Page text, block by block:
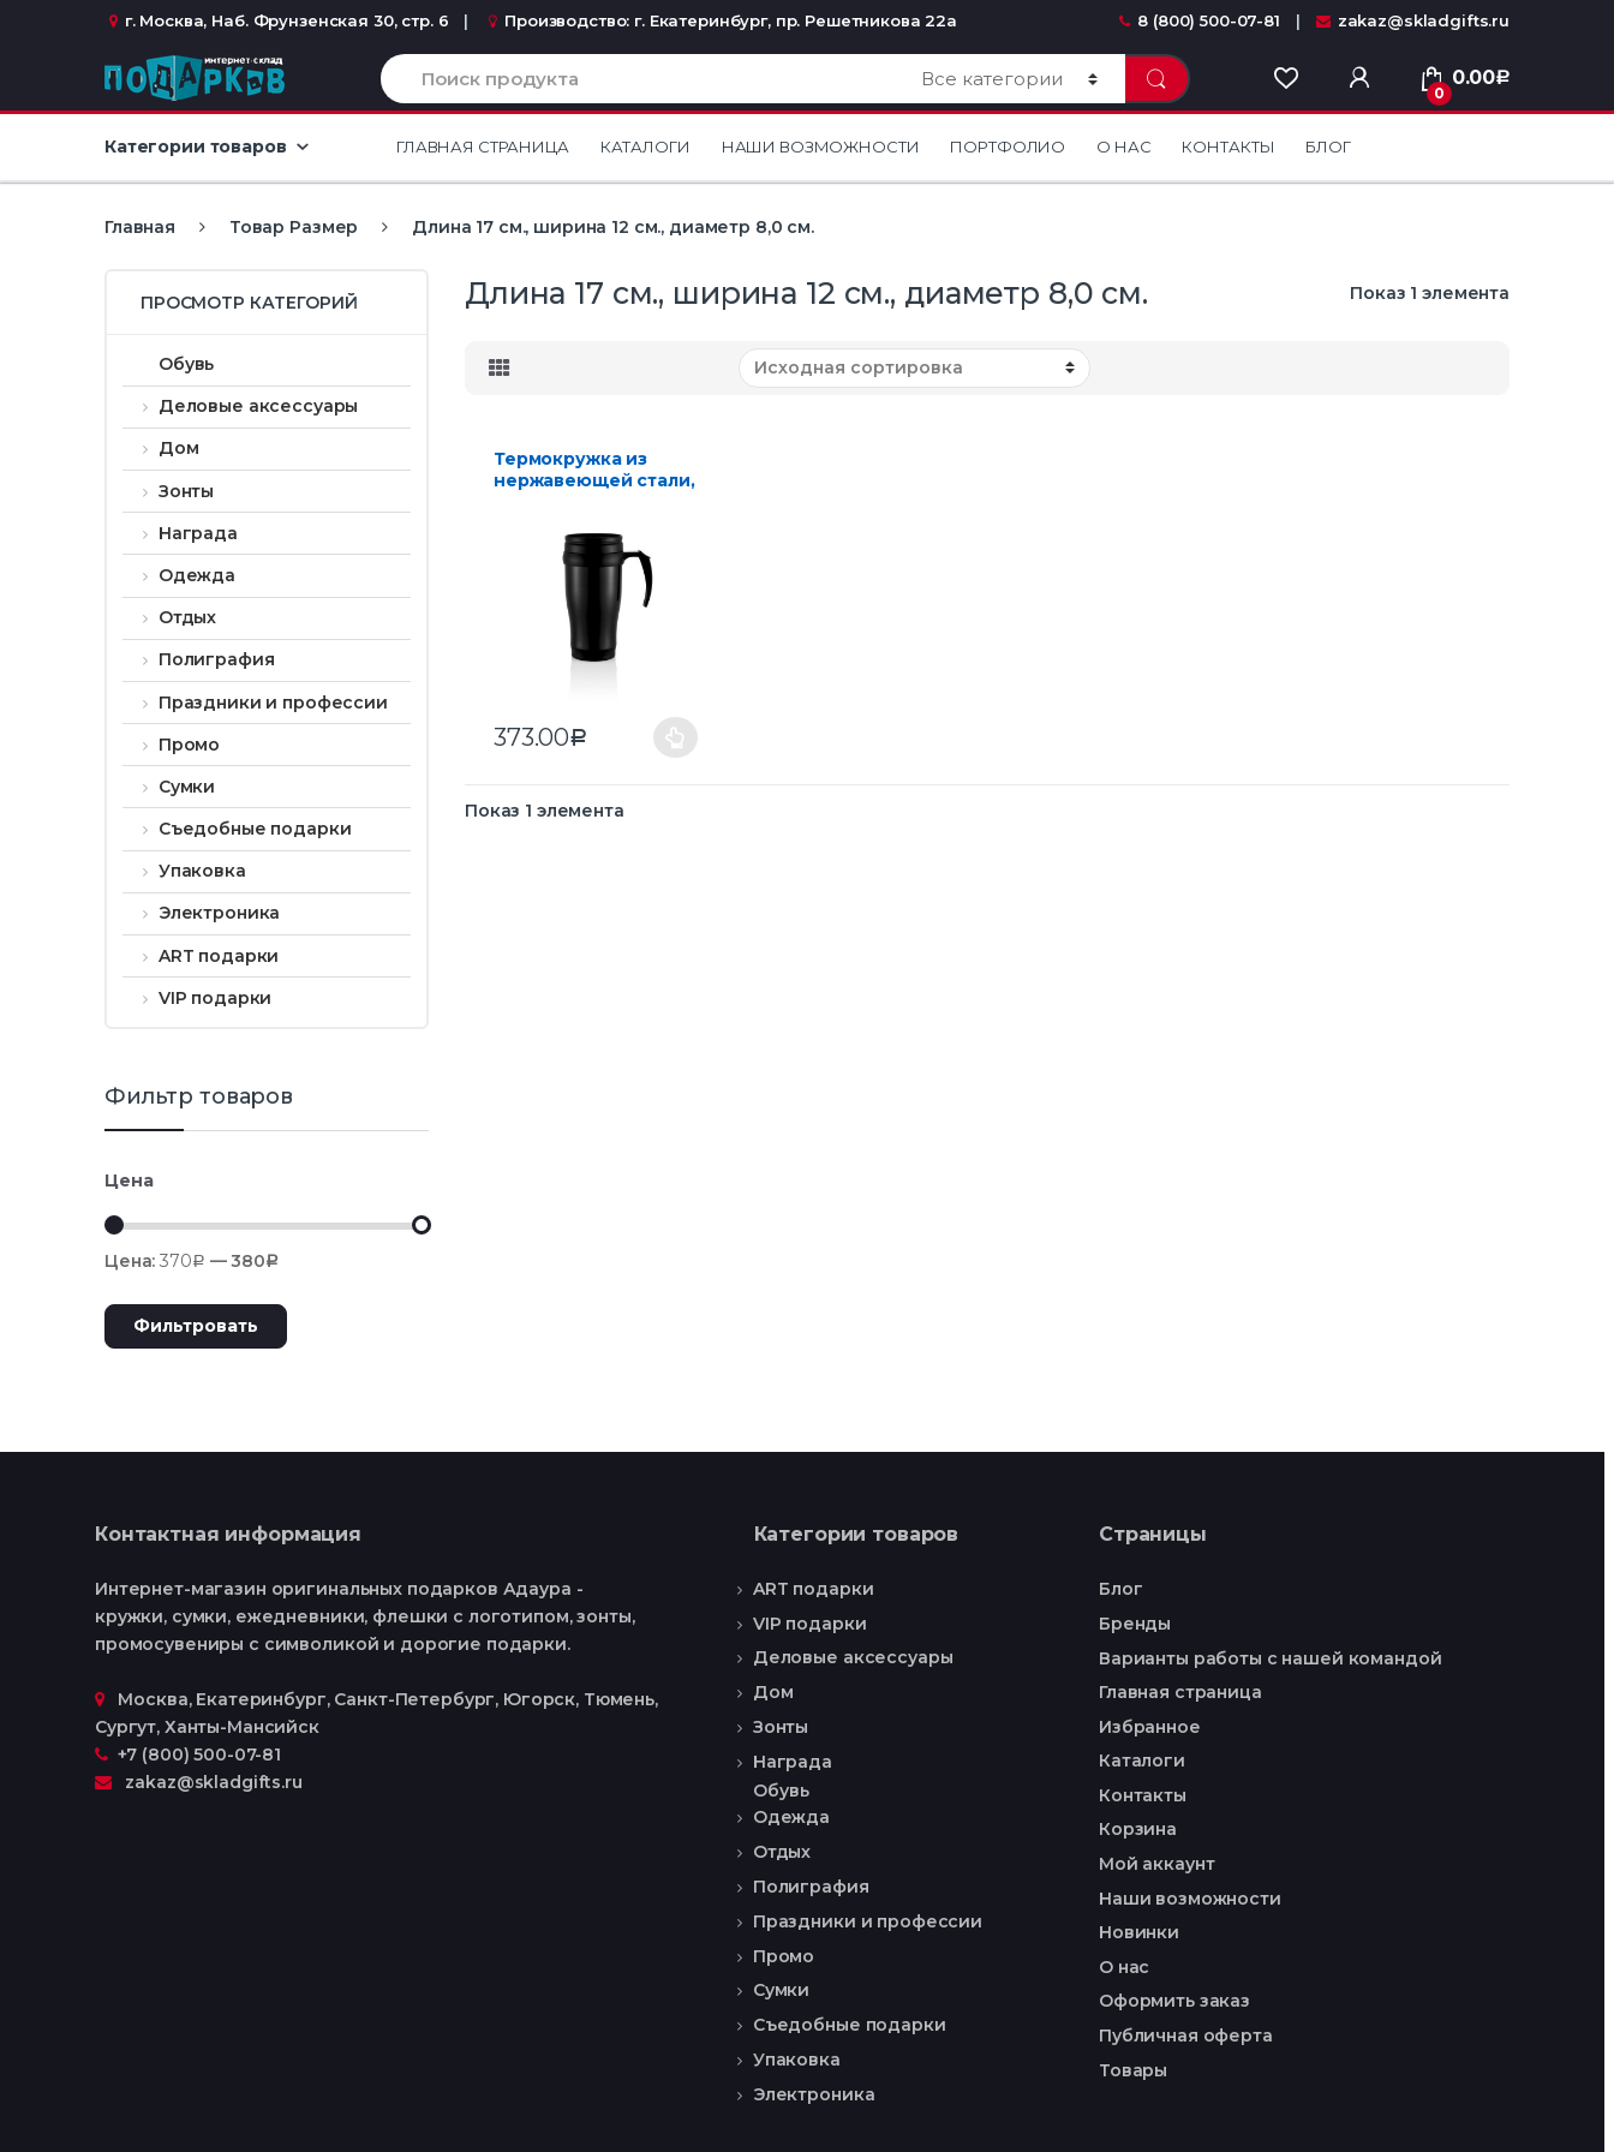
Перейти к навигации
перейти к содержаниюг. Москва, Наб. Фрунзенская 30, стр. 6 Производство: г. Екатеринбург, пр. Решетникова 22а 8 (800) 500-07-81 zakaz@skladgifts.ru
И
с
к
0
0.00Р
Категории товаров ГЛАВНАЯ СТРАНИЦА КАТАЛОГИ НАШИ ВОЗМОЖНОСТИ ПОРТФОЛИО О НАС КОНТАКТЫ БЛОГ
Главная Товар Размер Длина 17 см., ширина 12 см., диаметр 8,0 см.
Длина 17 см., ширина 12 см., диаметр 8,0 см. Показ 1 элемента
Термокружка из
нержавеющей стали,
373.00Р
Показ 1 элемента
ПРОСМОТР КАТЕГОРИЙ
Обувь
Деловые аксессуары
Дом
Зонты
Награда
Одежда
Отдых
Полиграфия
Праздники и профессии
Промо
Сумки
Съедобные подарки
Упаковка
Электроника
ART подарки
VIP подарки
Фильтр товаров
Цена
Фильтровать
Цена:370 Р —380 Р
Контактная информация
Интернет-магазин оригинальных подарков Адаура -
кружки, сумки, ежедневники, флешки с логотипом, зонты,
промосувениры с символикой и дорогие подарки.
Москва, Екатеринбург, Cанкт-Петербург, Югорск, Тюмень,
Сургут, Ханты-Мансийск
+7 (800) 500-07-81
zakaz@skladgifts.ru
Категории товаров
ART подарки
VIP подарки
Деловые аксессуары
Дом
Зонты
Награда
Обувь
Одежда
Отдых
Полиграфия
Праздники и профессии
Промо
Сумки
Съедобные подарки
Упаковка
Электроника
Страницы
Блог
Бренды
Варианты работы с нашей командой
Главная страница
Избранное
Каталоги
Контакты
Корзина
Мой аккаунт
Наши возможности
Новинки
О нас
Оформить заказ
Публичная оферта
Товары